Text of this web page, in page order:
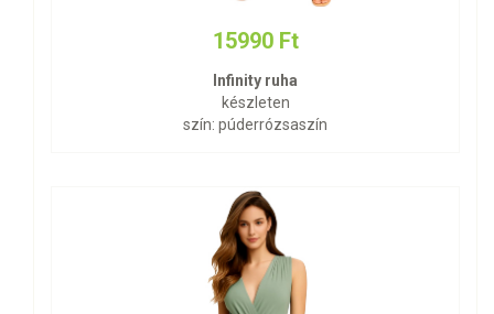
15990 Ft
Infinity ruha
készleten
szín: púderrózsaszín